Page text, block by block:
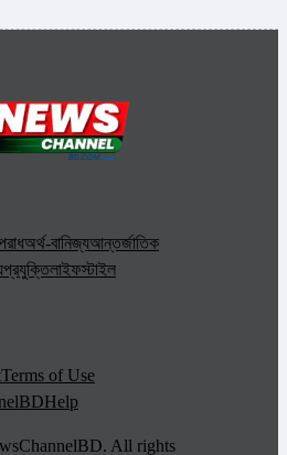
অর্থ-বানিজ্যআন্তর্জাতিক
প্রযুক্তিলাইফস্টাইল
Terms of Use
Help
All rights